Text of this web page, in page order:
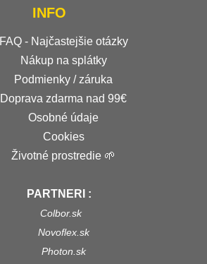
INFO
FAQ - Najčastejšie otázky
Nákup na splátky
Podmienky / záruka
Doprava zdarma nad 99€
Osobné údaje
Cookies
Životné prostredie 🌱
PARTNERI :
Colbor.sk
Novoflex.sk
Photon.sk